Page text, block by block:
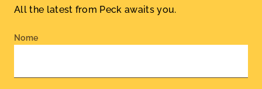
All the latest from Peck awaits you.
Nome